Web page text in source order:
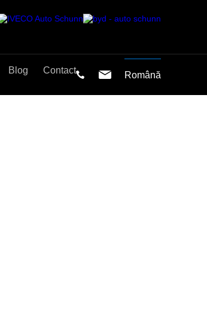
Blog Contact Română